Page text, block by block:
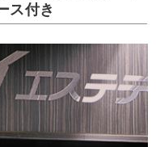
ス付き